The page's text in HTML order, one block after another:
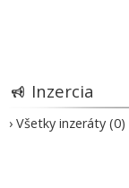
Inzercia
› Všetky inzeráty (0)